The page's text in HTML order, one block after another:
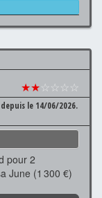
★★☆☆☆☆
le 14/06/2026.
pour 2
June (1 300 €)